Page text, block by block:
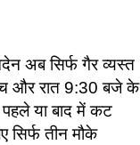
अब सिर्फ गैर व्यस्त
और रात 9:30 बजे के
या बाद में कट
तीन मौके